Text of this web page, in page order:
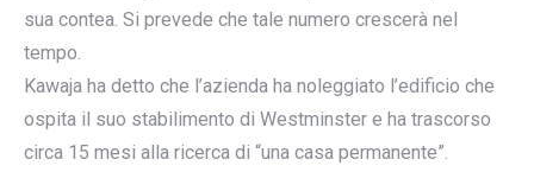
sua contea. Si prevede che tale numero crescerà nel
tempo.
Kawaja ha detto che l’azienda ha noleggiato l’edificio che
ospita il suo stabilimento di Westminster e ha trascorso
circa 15 mesi alla ricerca di “una casa permanente”.